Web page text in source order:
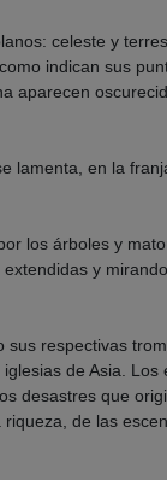
celeste y
indican sus
aparecen
lamenta, en la
los árboles y
y
sus respectivas
de Asia. Los
desastres que
de las